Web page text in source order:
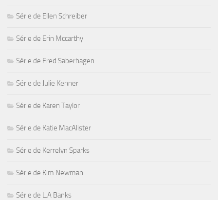
Série de Ellen Schreiber
Série de Erin Mccarthy
Série de Fred Saberhagen
Série de Julie Kenner
Série de Karen Taylor
Série de Katie MacAlister
Série de Kerrelyn Sparks
Série de Kim Newman
Série de L.A Banks